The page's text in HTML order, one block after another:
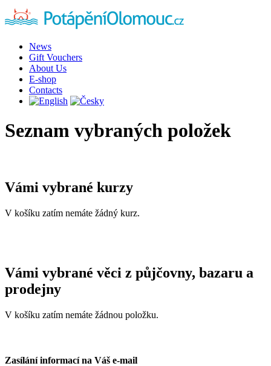
News
Gift Vouchers
About Us
E-shop
Contacts
Seznam vybraných položek
Vámi vybrané kurzy
V košíku zatím nemáte žádný kurz.
Vámi vybrané věci z půjčovny, bazaru a
prodejny
V košíku zatím nemáte žádnou položku.
Zasílání informací na Váš e-mail